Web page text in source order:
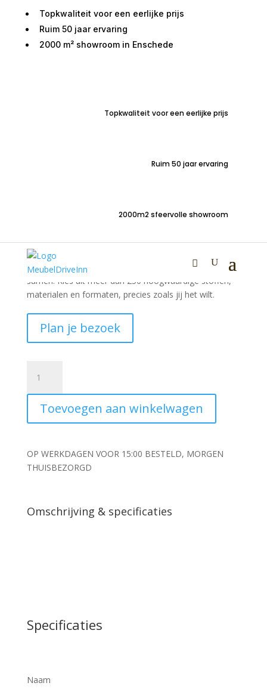
Topkwaliteit voor een eerlijke prijs
Ruim 50 jaar ervaring
2000 m² showroom in Enschede
Topkwaliteit voor een eerlijke prijs
Ruim 50 jaar ervaring
2000m2 sfeervolle showroom
Heb je iets anders in gedachten dan wat je hier ziet?
onze winkel stel je jouw ideale meubel helemaal zelf
samen. Kies uit meer dan 250 hoogwaardige stoffen,
materialen en formaten, precies zoals jij het wilt.
Plan je bezoek
40cm
aantal
Toevoegen aan winkelwagen
OP WERKDAGEN VOOR 15:00 BESTELD, MORGEN
THUISBEZORGD
Omschrijving & specificaties
Specificaties
Naam